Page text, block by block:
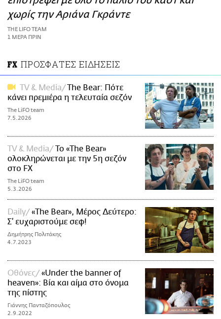
ΑΜΠΑ
PRINT
χωρίς την Αριάνα Γκράντε
THE LIFO TEAM
1 ΜΕΡΑ ΠΡΙΝ
FX ΠΡΟΣΦΑΤΕΣ ΕΙΔΗΣΕΙΣ
TV & Media
The Bear: Πότε
κάνει πρεμιέρα η τελευταία σεζόν
The LiFO team
7.5.2026
TV & Media
Το «The Bear»
ολοκληρώνεται με την 5η σεζόν
στο FX
The LiFO team
5.3.2026
Daily
«The Bear», Μέρος Δεύτερο:
Σ’ ευχαριστούμε σεφ!
Δημήτρης Πολιτάκης
4.7.2023
Οθόνες
«Under the banner of
heaven»: Βία και αίμα στο όνομα
της πίστης
Γιάννης Πανταζόπουλος
2.9.2022